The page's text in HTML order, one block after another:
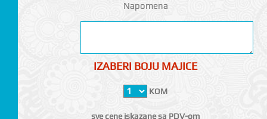
Napomena
IZABERI BOJU MAJICE
KOM
sve cene iskazane sa PDV-om